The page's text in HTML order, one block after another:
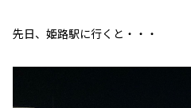
先日、姫路駅に行くと・・・